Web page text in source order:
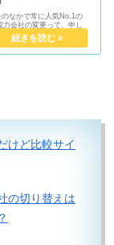
なかで常に人気No.1の
力会社の変更って、申し
はないのかな？と思っ
ますよね。ま、また明日
けど比較サイ
の切り替えは